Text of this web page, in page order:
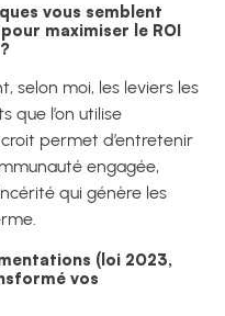
vous semblent
maximiser le ROI
selon moi, les leviers les
que l’on utilise
permet d’entretenir
engagée,
qui génère les
(loi 2023,
vos